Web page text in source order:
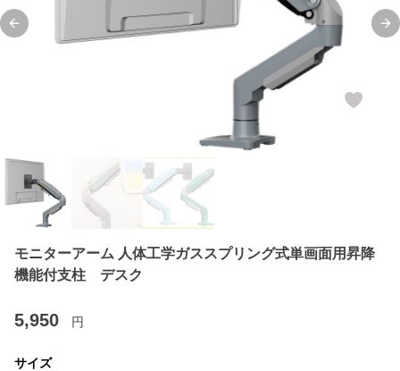
Previous slide
モニターアーム 人体工学ガススプリング式単画面用昇降
機能付支柱 デスク
5,950 円
サイズ